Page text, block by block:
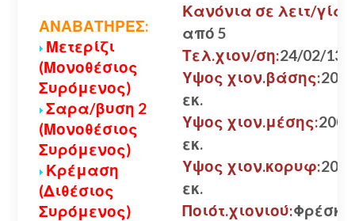
ΑΝΑΒΑΤΗΡΕΣ:
Μετερίζι
(Μονοθέσιος
Συρόμενος)
Σαρα/βυση 2
(Μονοθέσιος
Συρόμενος)
Κρέμαση
(Διθέσιος
Συρόμενος)
Κανόνια σε λειτ/γία:
από 5
Τελ.χιον/ση:24/02/13
Υψος χιον.βάσης:200
εκ.
Υψος χιον.μέσης:200
εκ.
Υψος χιον.κορυφ:200
εκ.
Ποιότ.χιονιού:Φρέσκο